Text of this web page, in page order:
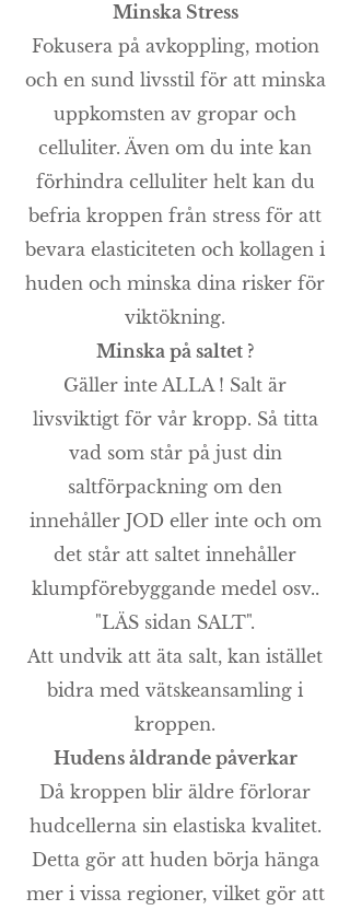
Minska Stress
Fokusera på avkoppling, motion
och en sund livsstil för att minska
uppkomsten av gropar och
celluliter. Även om du inte kan
förhindra celluliter helt kan du
befria kroppen från stress för att
bevara elasticiteten och kollagen i
huden och minska dina risker för
viktökning.
Minska på saltet ?
Gäller inte ALLA ! Salt är
livsviktigt för vår kropp. Så titta
vad som står på just din
saltförpackning om den
innehåller JOD eller inte och om
det står att saltet innehåller
klumpförebyggande medel osv..
"LÄS sidan SALT".
Att undvik att äta salt, kan istället
bidra med vätskeansamling i
kroppen.
Hudens åldrande påverkar
Då kroppen blir äldre förlorar
hudcellerna sin elastiska kvalitet.
Detta gör att huden börja hänga
mer i vissa regioner, vilket gör att